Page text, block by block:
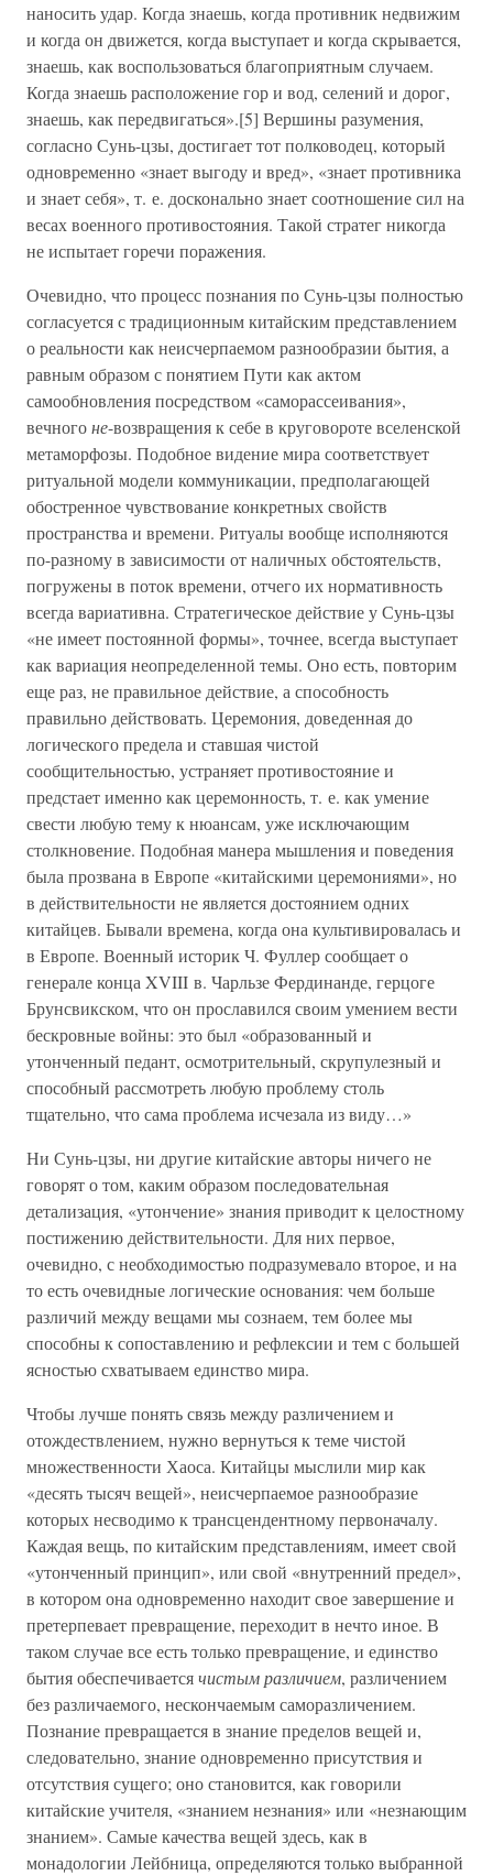
наносить удар. Когда знаешь, когда противник недвижим
и когда он движется, когда выступает и когда скрывается,
знаешь, как воспользоваться благоприятным случаем.
Когда знаешь расположение гор и вод, селений и дорог,
знаешь, как передвигаться».[5] Вершины разумения,
согласно Сунь-цзы, достигает тот полководец, который
одновременно «знает выгоду и вред», «знает противника
и знает себя», т. е. досконально знает соотношение сил на
весах военного противостояния. Такой стратег никогда
не испытает горечи поражения.
Очевидно, что процесс познания по Сунь-цзы полностью
согласуется с традиционным китайским представлением
о реальности как неисчерпаемом разнообразии бытия, а
равным образом с понятием Пути как актом
самообновления посредством «саморассеивания»,
вечногоне-возвращения к себе в круговороте вселенской
метаморфозы. Подобное видение мира соответствует
ритуальной модели коммуникации, предполагающей
обостренное чувствование конкретных свойств
пространства и времени. Ритуалы вообще исполняются
по-разному в зависимости от наличных обстоятельств,
погружены в поток времени, отчего их нормативность
всегда вариативна. Стратегическое действие у Сунь-цзы
«не имеет постоянной формы», точнее, всегда выступает
как вариация неопределенной темы. Оно есть, повторим
еще раз, не правильное действие, а способность
правильно действовать. Церемония, доведенная до
логического предела и ставшая чистой
сообщительностью, устраняет противостояние и
предстает именно как церемонность, т. е. как умение
свести любую тему к нюансам, уже исключающим
столкновение. Подобная манера мышления и поведения
была прозвана в Европе «китайскими церемониями», но
в действительности не является достоянием одних
китайцев. Бывали времена, когда она культивировалась и
в Европе. Военный историк Ч. Фуллер сообщает о
генерале конца XVIII в. Чарльзе Фердинанде, герцоге
Брунсвикском, что он прославился своим умением вести
бескровные войны: это был «образованный и
утонченный педант, осмотрительный, скрупулезный и
способный рассмотреть любую проблему столь
тщательно, что сама проблема исчезала из виду…»
Ни Сунь-цзы, ни другие китайские авторы ничего не
говорят о том, каким образом последовательная
детализация, «утончение» знания приводит к целостному
постижению действительности. Для них первое,
очевидно, с необходимостью подразумевало второе, и на
то есть очевидные логические основания: чем больше
различий между вещами мы сознаем, тем более мы
способны к сопоставлению и рефлексии и тем с большей
ясностью схватываем единство мира.
Чтобы лучше понять связь между различением и
отождествлением, нужно вернуться к теме чистой
множественности Хаоса. Китайцы мыслили мир как
«десять тысяч вещей», неисчерпаемое разнообразие
которых несводимо к трансцендентному первоначалу.
Каждая вещь, по китайским представлениям, имеет свой
«утонченный принцип», или свой «внутренний предел»,
в котором она одновременно находит свое завершение и
претерпевает превращение, переходит в нечто иное. В
таком случае все есть только превращение, и единство
бытия обеспечиваетсячистым различием, различением
без различаемого, нескончаемым саморазличением.
Познание превращается в знание пределов вещей и,
следовательно, знание одновременно присутствия и
отсутствия сущего; оно становится, как говорили
китайские учителя, «знанием незнания» или «незнающим
знанием». Самые качества вещей здесь, как в
монадологии Лейбница, определяются только выбранной